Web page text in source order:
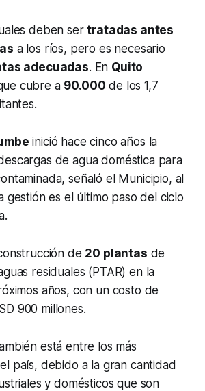
deben sertratadas antes
a los ríos, pero es necesario
adecuadas. En Quito
cubre a 90.000 de los 1,7
inició hace cinco años la
de agua doméstica para
señaló el Municipio, al
gestión es el último paso del ciclo
de 20 plantas de
residuales (PTAR) en la
años, con un costo de
900 millones.
está entre los más
país, debido a la gran cantidad
y domésticos que son